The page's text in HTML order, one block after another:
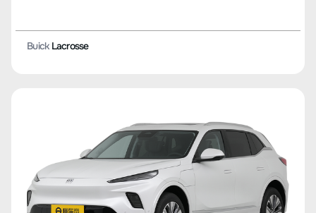
BuickLacrosse